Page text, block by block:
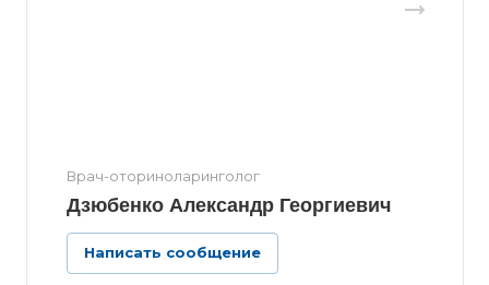
Врач-оториноларинголог
Дзюбенко Александр Георгиевич
Написать сообщение